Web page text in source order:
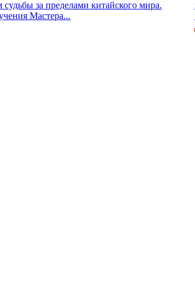
за пределами китайского мира.
Мастера...